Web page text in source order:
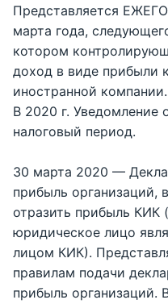
Представляется
марта года,
котором
доход в виде прибыли
иностранной компании.
В 2020 г. Уведомление
налоговый период.
30 марта 2020 —
прибыль организаций,
отразить прибыль КИК
юридическое лицо
лицом КИК).
правилам подачи
прибыль организаций.